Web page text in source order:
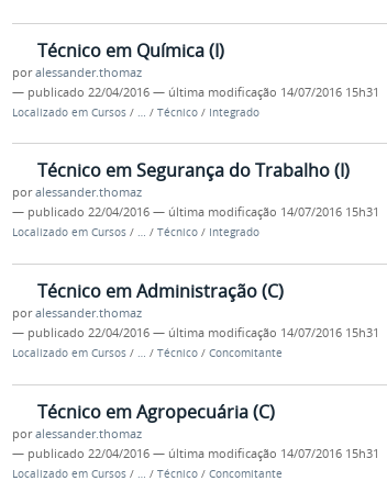
Técnico em Química (I)
poralessander.thomaz
— publicado 22/04/2016 — última modificação 14/07/2016 15h31
Localizado em Cursos / … / Técnico / Integrado
Técnico em Segurança do Trabalho (I)
poralessander.thomaz
— publicado 22/04/2016 — última modificação 14/07/2016 15h31
Localizado em Cursos / … / Técnico / Integrado
Técnico em Administração (C)
poralessander.thomaz
— publicado 22/04/2016 — última modificação 14/07/2016 15h31
Localizado em Cursos / … / Técnico / Concomitante
Técnico em Agropecuária (C)
poralessander.thomaz
— publicado 22/04/2016 — última modificação 14/07/2016 15h31
Localizado em Cursos / … / Técnico / Concomitante